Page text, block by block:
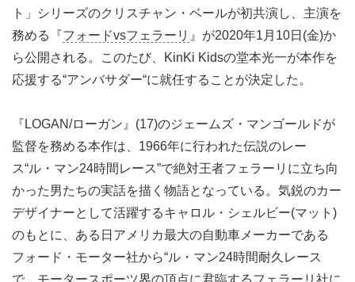
ト」シリーズのクリスチャン・ベールが初共演し、主演を
務める『フォードvsフェラーリ 』が2020年1月10日(金)か
ら公開される。このたび、KinKi Kidsの堂本光一が本作を
応援する“アンバサダー“に就任することが決定した。
『LOGAN/ローガン』(17)のジェームズ・マンゴールドが
監督を務める本作は、1966年に行われた伝説のレー
ス“ル・マン24時間レース”で絶対王者フェラーリに立ち向
かった男たちの実話を描く物語となっている。気鋭のカー
デザイナーとして活躍するキャロル・シェルビー(マット)
のもとに、ある日アメリカ最大の自動車メーカーである
フォード・モーター社から“ル・マン24時間耐久レース